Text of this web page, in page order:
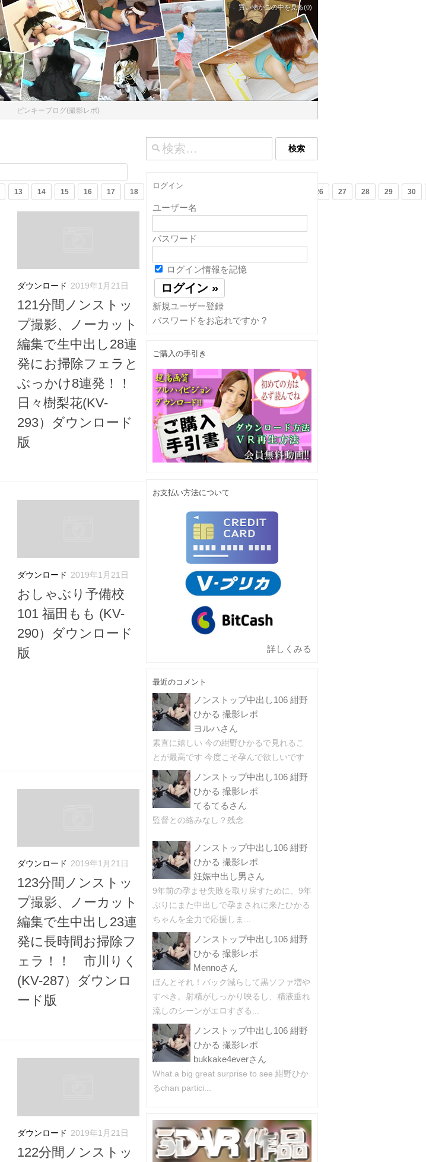
買い物かごの中を見る(0)
ピンキーブログ(撮影レポ)
13 14 15 16 17 18 26 27 28 29 30
ダウンロード 2019年1月21日
121分間ノンストッ
プ撮影、ノーカット
編集で生中出し28連
発にお掃除フェラと
ぶっかけ8連発！！
日々樹梨花(KV-
293）ダウンロード
版
ダウンロード 2019年1月21日
おしゃぶり予備校
101 福田もも (KV-
290）ダウンロード
版
ダウンロード 2019年1月21日
123分間ノンストッ
プ撮影、ノーカット
編集で生中出し23連
発に長時間お掃除フ
ェラ！！ 市川りく
(KV-287）ダウンロ
ード版
ダウンロード 2019年1月21日
122分間ノンストッ
検
索:
ログイン
ユーザー名
パスワード
ログイン情報を記憶
新規ユーザー登録
パスワードをお忘れですか ?
ご購入の手引き
お支払い方法について
詳しくみる
最近のコメント
ノンストップ中出し106 紺野
ひかる 撮影レポ
ヨルハさん
素直に嬉しい 今の紺野ひかるで見れるこ
とが最高です 今度こそ孕んで欲しいです
ノンストップ中出し106 紺野
ひかる 撮影レポ
てるてるさん
監督との絡みなし？残念
ノンストップ中出し106 紺野
ひかる 撮影レポ
妊娠中出し男さん
9年前の孕ませ失敗を取り戻すために、9年
ぶりにまた中出しで孕まされに来たひかる
ちゃんを全力で応援しま...
ノンストップ中出し106 紺野
ひかる 撮影レポ
Mennoさん
ほんとそれ！バック減らして黒ソファ増や
すべき。射精がしっかり映るし、精液垂れ
流しのシーンがエロすぎる...
ノンストップ中出し106 紺野
ひかる 撮影レポ
bukkake4everさん
What a big great surprise to see 紺野ひか
るchan partici...